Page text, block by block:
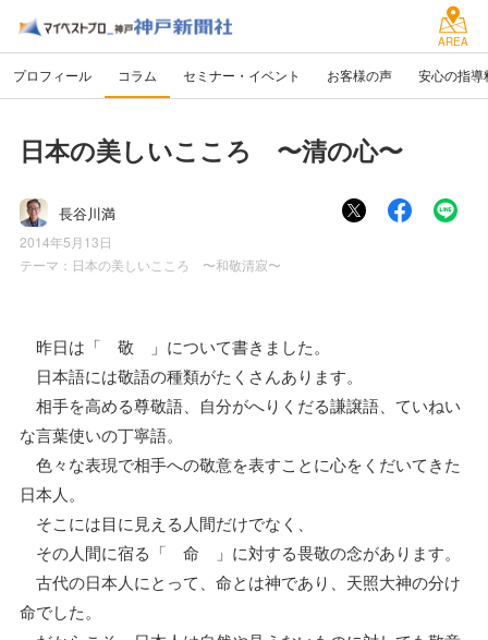
AREA
プロフィール コラム セミナー・イベント お客様の声 安心の指導
日本の美しいこころ 〜清の心〜
長谷川満
2014年5月13日
テーマ： 日本の美しいこころ 〜和敬清寂〜
昨日は「 敬 」について書きました。
日本語には敬語の種類がたくさんあります。
相手を高める尊敬語、自分がへりくだる謙譲語、ていねい
な言葉使いの丁寧語。
色々な表現で相手への敬意を表すことに心をくだいてきた
日本人。
そこには目に見える人間だけでなく、
その人間に宿る「 命 」に対する畏敬の念があります。
古代の日本人にとって、命とは神であり、天照大神の分け
命でした。